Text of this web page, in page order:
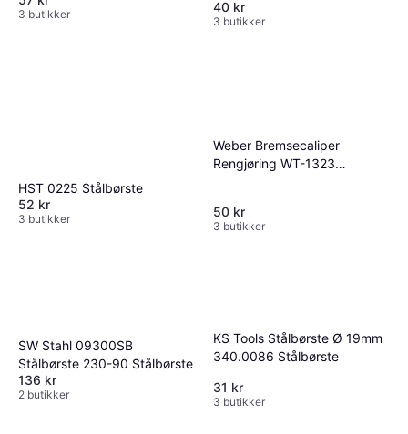
3 butikker 40 kr
3 butikker
HST 0225 Stålbørste
52 kr
3 butikker
Weber Bremsecaliper
Rengjøring WT-1323
50 kr
3 butikker
SW Stahl 09300SB
Stålbørste 230-90 Stålbørste
136 kr
2 butikker
KS Tools Stålbørste Ø 19mm
340.0086 Stålbørste
31 kr
3 butikker